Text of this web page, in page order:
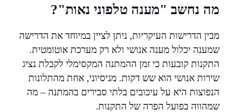
מה נחשב "מענה טלפוני נאות"?
מבין הדרישות העיקריות, ניתן לציין במיוחד את הדרישה
שמענה יכלול מענה אנושי ולא רק מערכת אוטומטית.
התקנות קובעות כי זמן ההמתנה המקסימלי לקבלת נציג
שירות אנושי הוא שש דקות. מניסיוני, אחת מהתלונות
הנפוצות היא על עיכובים בלתי סבירים בהמתנה – מה
שמהווה בפועל הפרה של התקנות.